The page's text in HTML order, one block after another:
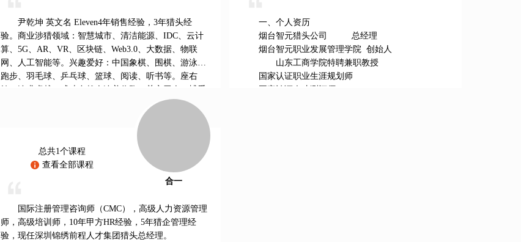
尹乾坤 英文名 Eleven4年销售经验，3年猎头经
验。商业涉猎领域：智慧城市、清洁能源、IDC、云计
算、5G、AR、VR、区块链、Web3.0、大数据、物联
网、人工智能等。兴趣爱好：中国象棋、围棋、游泳、
跑步、羽毛球、乒乓球、篮球、阅读、听书等。座右
至简。在我看来，只要勤奋工作、勇于改变自己、能直
面真实的世界，乐于探索新思想，有广阔的胸怀和不受
限的眼界，这样的人就是精英。——万维钢
一、个人资历
烟台智元猎头公司 总经理
烟台智元职业发展管理学院 创始人
山东工商学院特聘兼职教授
国家认证职业生涯规划师
合一
总共1个课程
查看全部课程
国际注册管理咨询师（CMC），高级人力资源管理
师，高级培训师，10年甲方HR经验，5年猎企管理经
验，现任深圳锦绣前程人才集团猎头总经理。